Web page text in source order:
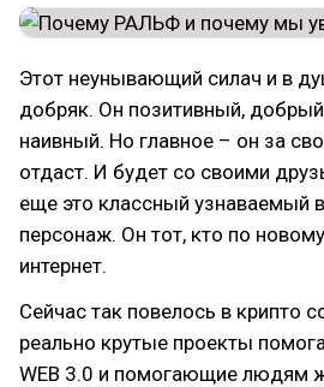
Этот неунывающий силач и в
добряк. Он позитивный,
наивный. Но главное – он за
отдаст. И будет со своими
еще это классный узнаваемый
персонаж. Он тот, кто по
интернет.
Сейчас так повелось в крипто
реально крутые проекты
WEB 3.0 и помогающие людям